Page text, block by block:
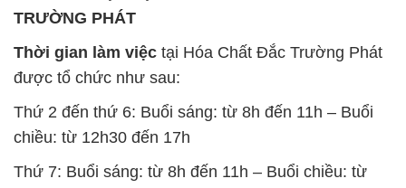
chiều: từ 12h30 đến 17h
Thứ 7: Buổi sáng: từ 8h đến 11h – Buổi chiều: từ
12h30 đến 16h
Chủ nhật: Nghỉ chủ nhật hàng tuần
thủ giờ làm việc để đảm bảo sự hỗ trợ tốt nhất cho